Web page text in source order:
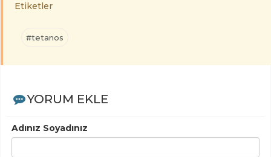
Etiketler
#tetanos
YORUM EKLE
Adınız Soyadınız